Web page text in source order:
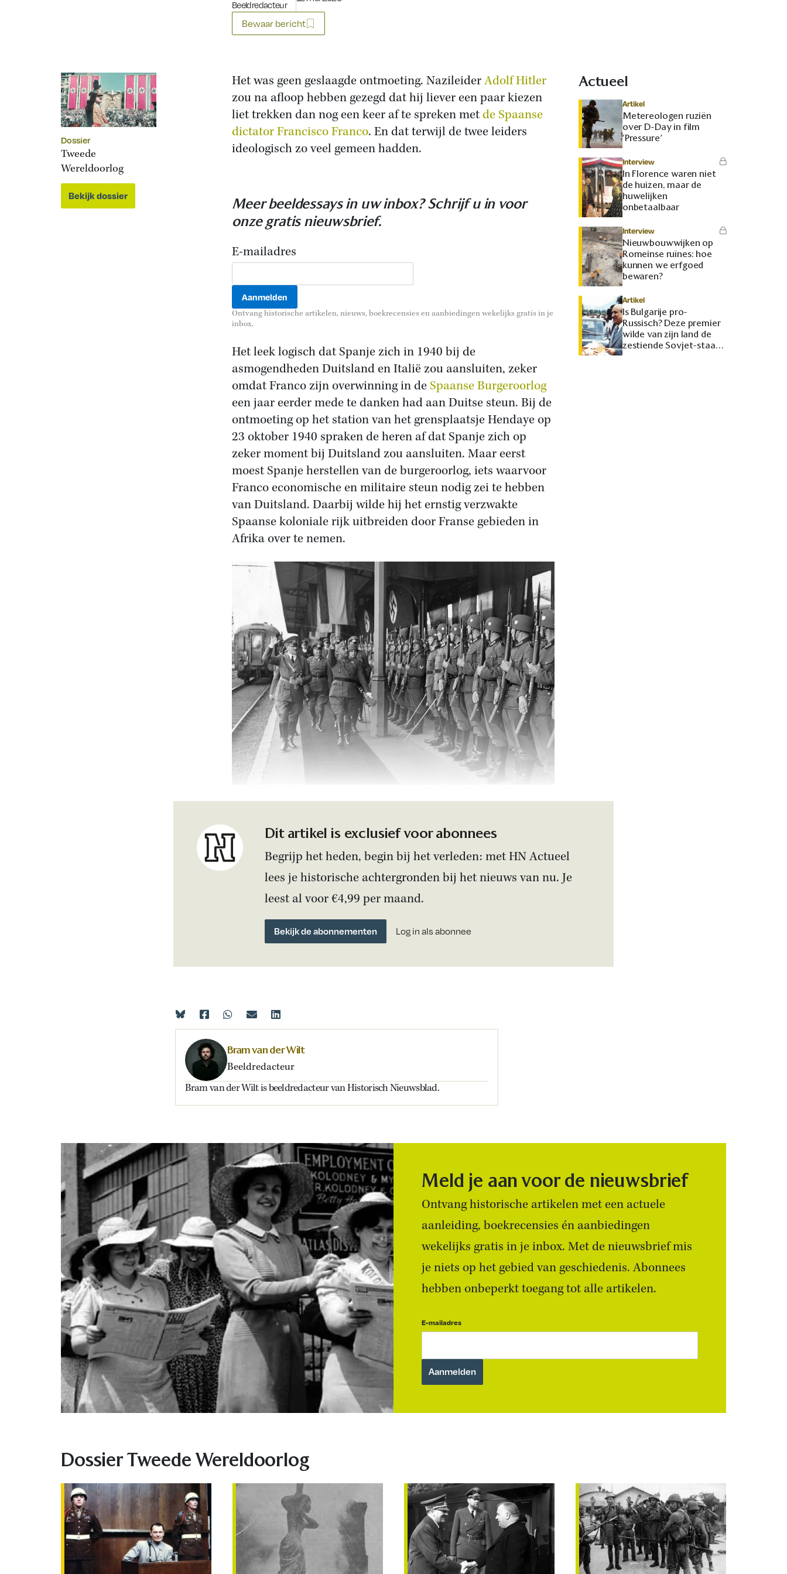
Beeldredacteur
Bewaar bericht
Dossier
Tweede
Wereldoorlog
Bekijk dossier
Het was geen geslaagde ontmoeting. NazileiderAdolf Hitler
zou na afloop hebben gezegd dat hij liever een paar kiezen
liet trekken dan nog een keer af te spreken metde Spaanse
dictator Francisco Franco. En dat terwijl de twee leiders
ideologisch zo veel gemeen hadden.
Meer beeldessays in uw inbox? Schrijf u in voor
onze gratis nieuwsbrief.
E-mailadres
Ontvang historische artikelen, nieuws, boekrecensies en aanbiedingen wekelijks gratis in je
inbox.
Het leek logisch dat Spanje zich in 1940 bij de
asmogendheden Duitsland en Italië zou aansluiten, zeker
omdat Franco zijn overwinning in de Spaanse Burgeroorlog
een jaar eerder mede te danken had aan Duitse steun. Bij de
ontmoeting op het station van het grensplaatsje Hendaye op
23 oktober 1940 spraken de heren af dat Spanje zich op
zeker moment bij Duitsland zou aansluiten. Maar eerst
moest Spanje herstellen van de burgeroorlog, iets waarvoor
Franco economische en militaire steun nodig zei te hebben
van Duitsland. Daarbij wilde hij het ernstig verzwakte
Spaanse koloniale rijk uitbreiden door Franse gebieden in
Afrika over te nemen.
Dit artikel is exclusief voor abonnees
Begrijp het heden, begin bij het verleden: met HN Actueel
lees je historische achtergronden bij het nieuws van nu. Je
leest al voor €4,99 per maand.
Bekijk de abonnementen Log in als abonnee
Actueel
Artikel
Metereologen ruziën
over D-Day in film
‘Pressure’
Interview
In Florence waren niet
de huizen, maar de
huwelijken
onbetaalbaar
Interview
Nieuwbouwwijken op
Romeinse ruïnes: hoe
kunnen we erfgoed
bewaren?
Artikel
Is Bulgarije pro-
Russisch? Deze premier
wilde van zijn land de
zestiende Sovjet-staat
maken
Bram van der Wilt
Beeldredacteur
Bram van der Wilt is beeldredacteur van Historisch Nieuwsblad.
Meld je aan voor de nieuwsbrief
Ontvang historische artikelen met een actuele
aanleiding, boekrecensies én aanbiedingen
wekelijks gratis in je inbox. Met de nieuwsbrief mis
je niets op het gebied van geschiedenis. Abonnees
hebben onbeperkt toegang tot alle artikelen.
E-mailadres
Dossier Tweede Wereldoorlog